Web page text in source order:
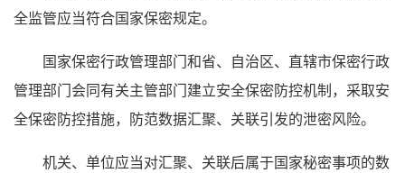
全监管应当符合国家保密规定。
国家保密行政管理部门和省、自治区、直辖市保密行政
管理部门会同有关主管部门建立安全保密防控机制，采取安
全保密防控措施，防范数据汇聚、关联引发的泄密风险。
机关、单位应当对汇聚、关联后属于国家秘密事项的数